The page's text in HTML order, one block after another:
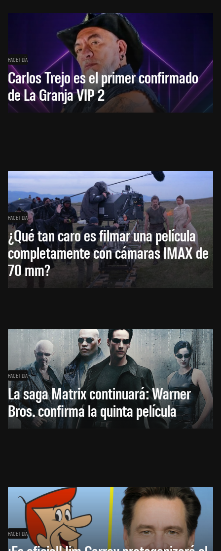
HACE 1 DÍA
Carlos Trejo es el primer confirmado
de La Granja VIP 2
HACE 1 DÍA
¿Qué tan caro es filmar una película
completamente con cámaras IMAX de
70 mm?
HACE 1 DÍA
La saga Matrix continuará: Warner
Bros. confirma la quinta película
HACE 1 DÍA